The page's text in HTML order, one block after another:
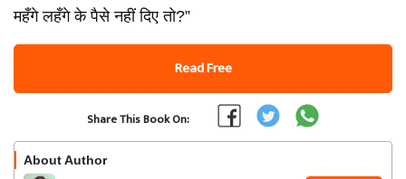
महँगे लहँगे के पैसे नहीं दिए तो?”
Read Free
Share This Book On:
About Author